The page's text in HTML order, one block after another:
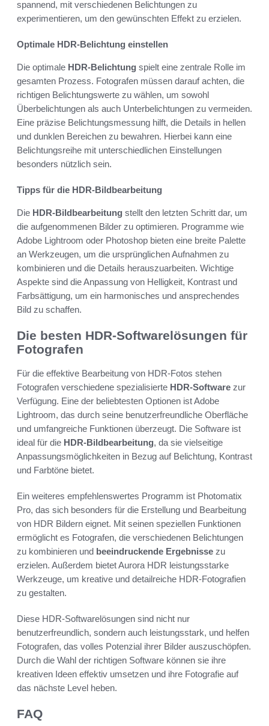
spannend, mit verschiedenen Belichtungen zu
experimentieren, um den gewünschten Effekt zu erzielen.
Optimale HDR-Belichtung einstellen
Die optimale HDR-Belichtung spielt eine zentrale Rolle im
gesamten Prozess. Fotografen müssen darauf achten, die
richtigen Belichtungswerte zu wählen, um sowohl
Überbelichtungen als auch Unterbelichtungen zu vermeiden.
Eine präzise Belichtungsmessung hilft, die Details in hellen
und dunklen Bereichen zu bewahren. Hierbei kann eine
Belichtungsreihe mit unterschiedlichen Einstellungen
besonders nützlich sein.
Tipps für die HDR-Bildbearbeitung
Die HDR-Bildbearbeitung stellt den letzten Schritt dar, um
die aufgenommenen Bilder zu optimieren. Programme wie
Adobe Lightroom oder Photoshop bieten eine breite Palette
an Werkzeugen, um die ursprünglichen Aufnahmen zu
kombinieren und die Details herauszuarbeiten. Wichtige
Aspekte sind die Anpassung von Helligkeit, Kontrast und
Farbsättigung, um ein harmonisches und ansprechendes
Bild zu schaffen.
Die besten HDR-Softwarelösungen für
Fotografen
Für die effektive Bearbeitung von HDR-Fotos stehen
Fotografen verschiedene spezialisierte HDR-Software zur
Verfügung. Eine der beliebtesten Optionen ist Adobe
Lightroom, das durch seine benutzerfreundliche Oberfläche
und umfangreiche Funktionen überzeugt. Die Software ist
ideal für die HDR-Bildbearbeitung, da sie vielseitige
Anpassungsmöglichkeiten in Bezug auf Belichtung, Kontrast
und Farbtöne bietet.
Ein weiteres empfehlenswertes Programm ist Photomatix
Pro, das sich besonders für die Erstellung und Bearbeitung
von HDR Bildern eignet. Mit seinen speziellen Funktionen
ermöglicht es Fotografen, die verschiedenen Belichtungen
zu kombinieren und beeindruckende Ergebnisse zu
erzielen. Außerdem bietet Aurora HDR leistungsstarke
Werkzeuge, um kreative und detailreiche HDR-Fotografien
zu gestalten.
Diese HDR-Softwarelösungen sind nicht nur
benutzerfreundlich, sondern auch leistungsstark, und helfen
Fotografen, das volles Potenzial ihrer Bilder auszuschöpfen.
Durch die Wahl der richtigen Software können sie ihre
kreativen Ideen effektiv umsetzen und ihre Fotografie auf
das nächste Level heben.
FAQ